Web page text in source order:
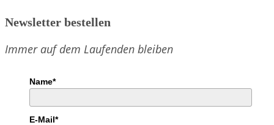
Newsletter bestellen
Immer auf dem Laufenden bleiben
Name*
E-Mail*